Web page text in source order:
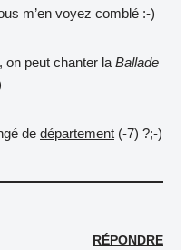
m’en voyez comblé :-)
on peut chanter la Ballade
de département (-7) ?;-)
RÉPONDRE